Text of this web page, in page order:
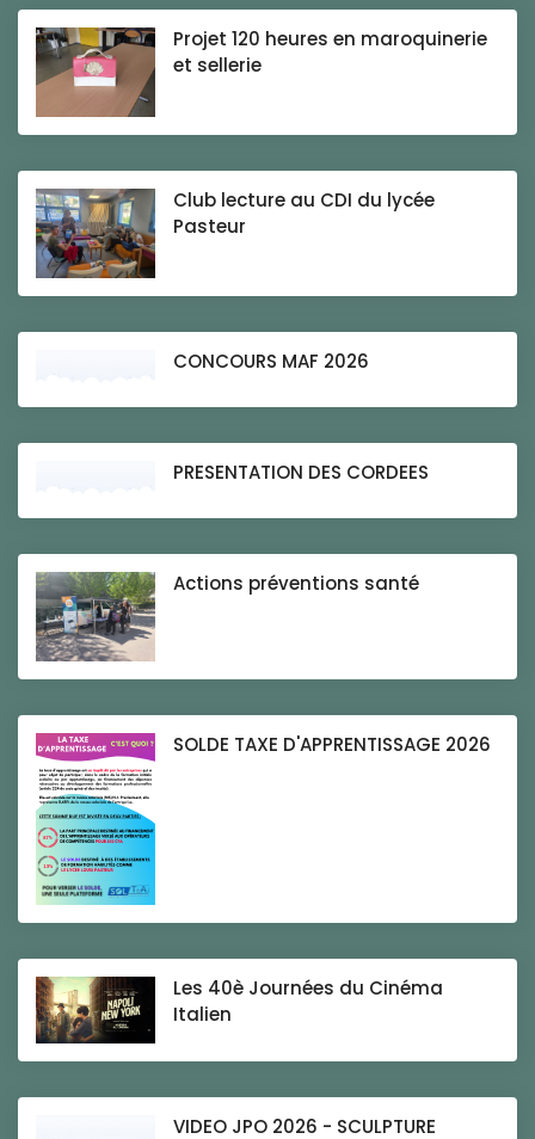
Projet 120 heures en maroquinerie
et sellerie
Club lecture au CDI du lycée
Pasteur
CONCOURS MAF 2026
PRESENTATION DES CORDEES
Actions préventions santé
SOLDE TAXE D'APPRENTISSAGE 2026
Les 40è Journées du Cinéma
Italien
VIDEO JPO 2026 - SCULPTURE